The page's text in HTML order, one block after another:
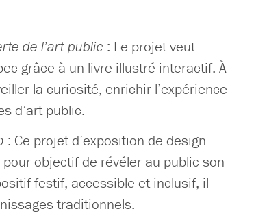
de l’art public : Le projet veut
grâce à un livre illustré interactif. À
la curiosité, enrichir l’expérience
d’art public.
: Ce projet d’exposition de design
objectif de révéler au public son
festif, accessible et inclusif, il
traditionnels.